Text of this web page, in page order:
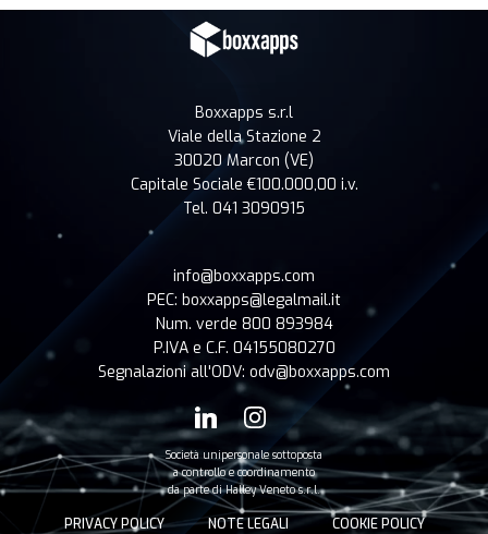
Boxxapps s.r.l
Viale della Stazione 2
30020 Marcon (VE)
Capitale Sociale €100.000,00 i.v.
Tel. 041 3090915
info@boxxapps.com
PEC: boxxapps@legalmail.it
Num. verde 800 893984
P.IVA e C.F. 04155080270
Segnalazioni all'ODV: odv@boxxapps.com
Società unipersonale sottoposta
a controllo e coordinamento
da parte di Halley Veneto s.r.l.
PRIVACY POLICY NOTE LEGALI COOKIE POLICY